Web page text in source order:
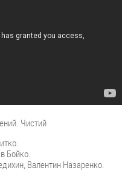
Чистий
Бойко.
Валентин Назаренко.